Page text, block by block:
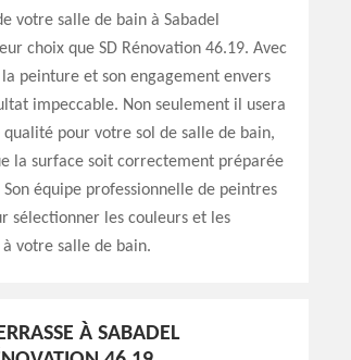
votre salle de bain à Sabadel
choix que SD Rénovation 46.19. Avec
peinture et son engagement envers
impeccable. Non seulement il usera
pour votre sol de salle de bain,
la surface soit correctement préparée
équipe professionnelle de peintres
sélectionner les couleurs et les
votre salle de bain.
À SABADEL